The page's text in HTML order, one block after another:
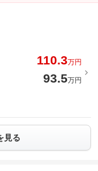
110.3万円
93.5万円
見る